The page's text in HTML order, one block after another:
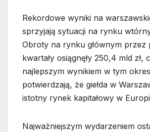
Rekordowe wyniki na
sprzyjają sytuacji na rynku
Obroty na rynku głównym przez
kwartały osiągnęły 250,4 mld zł,
najlepszym wynikiem w tym
potwierdzają, że giełda w
istotny rynek kapitałowy w
Najważniejszym wydarzeniem